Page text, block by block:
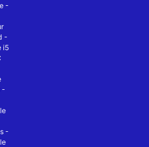
-
-
i5
-
-